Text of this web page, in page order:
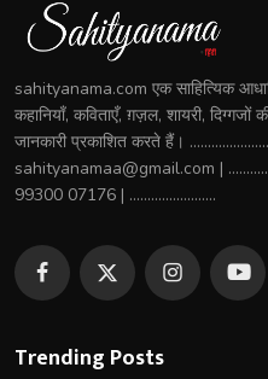
sahityanama.com एक साहित्यिक
कहानियाँ, कविताएँ, ग़ज़ल, शायरी, दिग्गजों
जानकारी प्रकाशित करते हैं।
sahityanamaa@gmail.com |
99300 07176 | ........................
Trending Posts